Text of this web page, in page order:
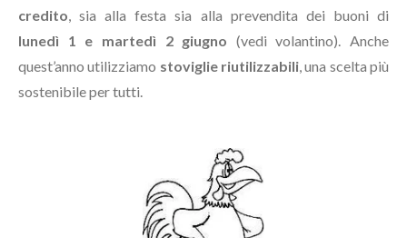
credito, sia alla festa sia alla prevendita dei buoni di
lunedì 1 e martedì 2 giugno (vedi volantino). Anche
quest’anno utilizziamo stoviglie riutilizzabili, una scelta più
sostenibile per tutti.